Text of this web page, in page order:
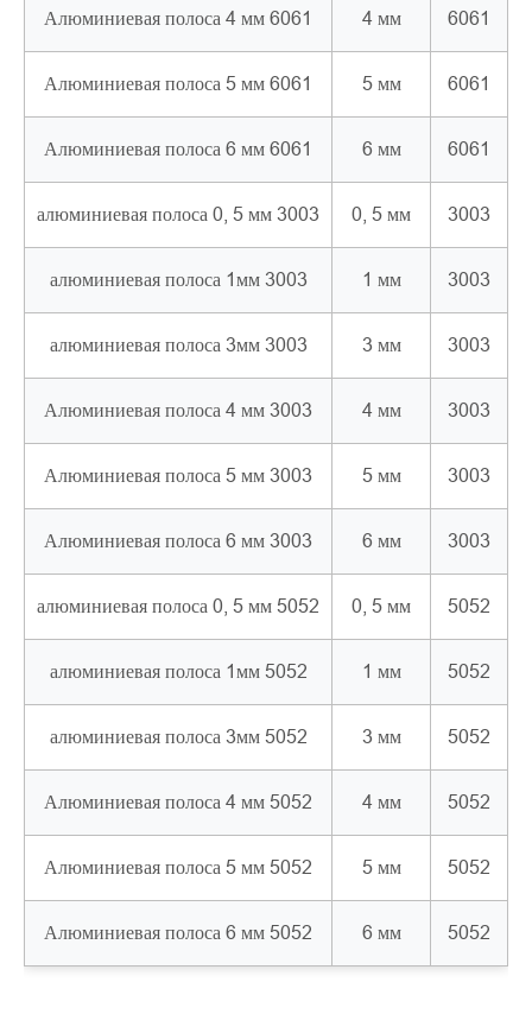
Алюминиевая полоса 4 мм 6061 4 мм 6061
Алюминиевая полоса 5 мм 6061 5 мм 6061
Алюминиевая полоса 6 мм 6061 6 мм 6061
алюминиевая полоса 0, 5 мм 3003 0, 5 мм 3003
алюминиевая полоса 1мм 3003 1 мм 3003
алюминиевая полоса 3мм 3003 3 мм 3003
Алюминиевая полоса 4 мм 3003 4 мм 3003
Алюминиевая полоса 5 мм 3003 5 мм 3003
Алюминиевая полоса 6 мм 3003 6 мм 3003
алюминиевая полоса 0, 5 мм 5052 0, 5 мм 5052
алюминиевая полоса 1мм 5052 1 мм 5052
алюминиевая полоса 3мм 5052 3 мм 5052
Алюминиевая полоса 4 мм 5052 4 мм 5052
Алюминиевая полоса 5 мм 5052 5 мм 5052
Алюминиевая полоса 6 мм 5052 6 мм 5052